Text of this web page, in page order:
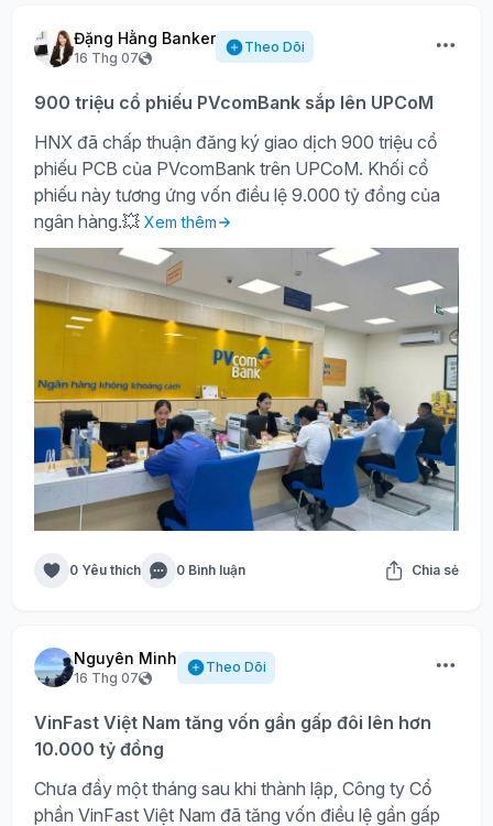
Đặng Hằng Banker
16 Thg 07
Theo Dõi
900 triệu cổ phiếu PVcomBank sắp lên UPCoM
HNX đã chấp thuận đăng ký giao dịch 900 triệu cổ
phiếu PCB của PVcomBank trên UPCoM. Khối cổ
phiếu này tương ứng vốn điều lệ 9.000 tỷ đồng của
ngân hàng.💥 Xem thêm
0 Yêu thích 0 Bình luận Chia sẻ
Nguyên Minh
16 Thg 07
Theo Dõi
VinFast Việt Nam tăng vốn gần gấp đôi lên hơn
10.000 tỷ đồng
Chưa đầy một tháng sau khi thành lập, Công ty Cổ
phần VinFast Việt Nam đã tăng vốn điều lệ gần gấp